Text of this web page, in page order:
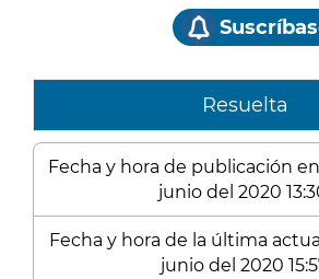
Resuelta
Fecha y hora de publicación
junio del 2020
Fecha y hora de la última
junio del 2020